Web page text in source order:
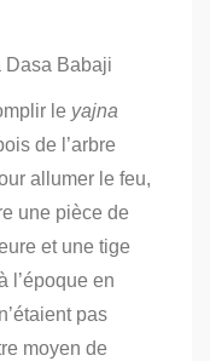
Dasa Babaji
le yajna
de l’arbre
allumer le feu,
une pièce de
et une tige
l’époque en
pas
moyen de